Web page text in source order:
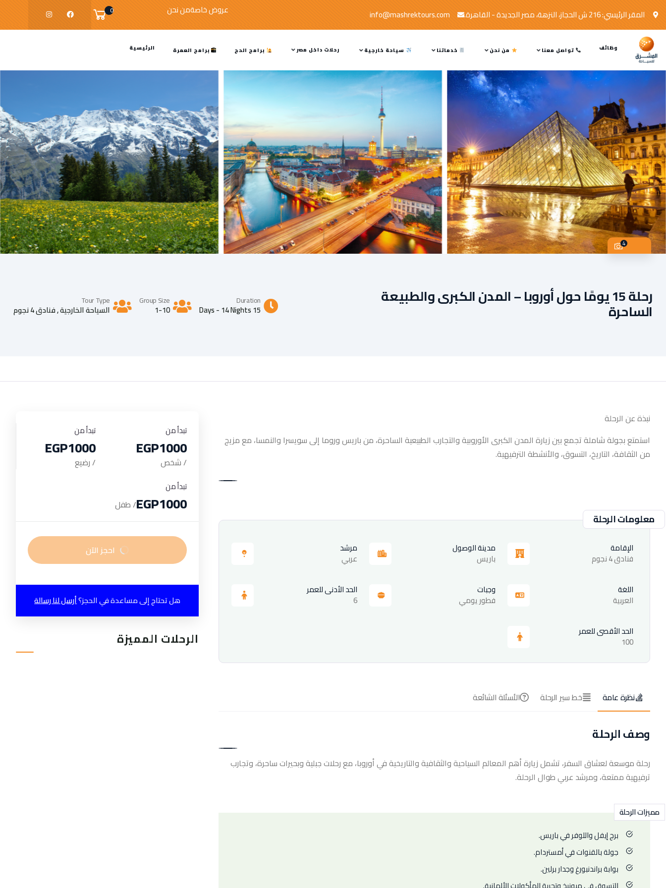
المقر الرئيسي: 216 ش الحجاز، النزهة، مصر الجديدة - القاهرة. info@mashrektours.com عروض خاصةمن نحن 0
الرئيسية برامج العمرة برامج الحج رحلات داخل مصر سياحة خارجية خدماتنا من نحن تواصل معنا وظائف
4
رحلة 15 يومًا حول أوروبا – المدن الكبرى والطبيعة
الساحرة Duration
15 Days - 14 Nights
Group Size
1-10
Tour Type
السياحة الخارجية,فنادق 4 نجوم
نبذة عن الرحلة
استمتع بجولة شاملة تجمع بين زيارة المدن الكبرى الأوروبية والتجارب الطبيعية الساحرة، من باريس وروما إلى سويسرا والنمسا، مع مزيج
من الثقافة، التاريخ، التسوق، والأنشطة الترفيهية.
معلومات الرحلة
الإقامة
فنادق 4 نجوم
مدينة الوصول
باريس
مرشد
عربي
اللغة
العربية
وجبات
فطور يومي
الحد الأدنى للعمر
6
الحد الأقصى للعمر
100
نظرة عامة خط سير الرحلة الأسئلة الشائعة
وصف الرحلة
رحلة موسعة لعشاق السفر، تشمل زيارة أهم المعالم السياحية والثقافية والتاريخية في أوروبا، مع رحلات جبلية وبحيرات ساحرة، وتجارب
ترفيهية ممتعة، ومرشد عربي طوال الرحلة.
مميزات الرحلة
برج إيفل واللوفر في باريس.
جولة بالقنوات في أمستردام.
بوابة براندنبورغ وجدار برلين.
تبدأ من
EGP1000
/ شخص
تبدأ من
EGP1000
/ رضيع
تبدأ من
EGP1000/ طفل
احجز الآن
هل تحتاج إلى مساعدة في الحجز؟أرسل لنا رسالة
الرحلات المميزة